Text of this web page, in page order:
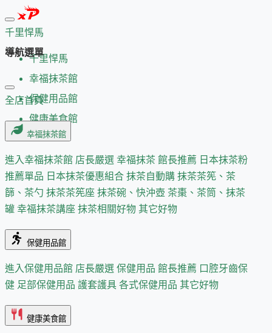
千里悍馬
千里悍馬
幸福抹茶館
保健用品館
健康美食館
導航選單
全店首頁
幸福抹茶館
進入幸福抹茶館 店長嚴選 幸福抹茶 館長推薦 日本抹茶粉
推薦單品 日本抹茶優惠組合 抹茶自動購 抹茶茶筅、茶
篩、茶勺 抹茶茶筅座 抹茶碗、快沖壺 茶棗、茶筒、抹茶
罐 幸福抹茶講座 抹茶相關好物 其它好物
保健用品館
進入保健用品館 店長嚴選 保健用品 館長推薦 口腔牙齒保
健 足部保健用品 護套護具 各式保健用品 其它好物
健康美食館